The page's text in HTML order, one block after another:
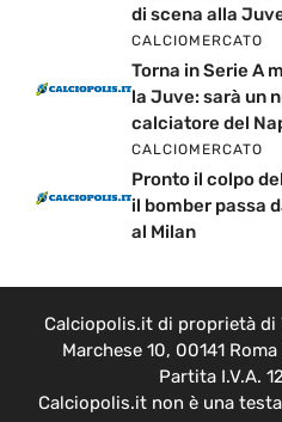
di scena alla
CALCIOMERCATO
Torna in Serie A
la Juve: sarà un
calciatore del
CALCIOMERCATO
Pronto il colpo
il bomber passa
al Milan
Calciopolis.it di proprietà di
Marchese 10, 00141
Partita I.V.A.
Calciopolis.it non è una